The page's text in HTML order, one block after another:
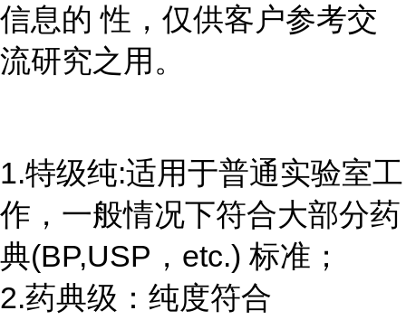
信息的 性，仅供客户参考交
流研究之用。
1.特级纯:适用于普通实验室工
作，一般情况下符合大部分药
典(BP,USP，etc.) 标准；
2.药典级：纯度符合